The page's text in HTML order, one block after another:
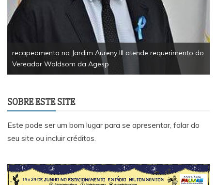
no Jardim Aureny III atende requerimento do
da Agesp
tonelada de
SOBRE ESTE SITE
Este pode ser um bom lugar para se apresentar, falar do
seu site ou incluir créditos.